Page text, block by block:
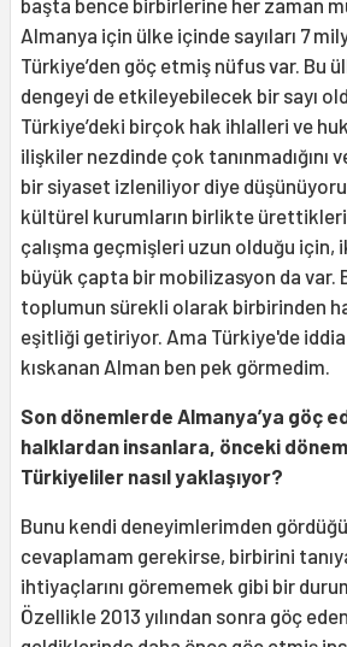
başta bence birbirlerine her zaman
Almanya için ülke içinde sayıları 7
Türkiye’den göç etmiş nüfus var. Bu
dengeyi de etkileyebilecek bir sayı
Türkiye’deki birçok hak ihlalleri ve
ilişkiler nezdinde çok tanınmadığını
bir siyaset izleniliyor diye
kültürel kurumların birlikte
çalışma geçmişleri uzun olduğu için,
büyük çapta bir mobilizasyon da var.
toplumun sürekli olarak birbirinden
eşitliği getiriyor. Ama Türkiye'de
kıskanan Alman ben pek görmedim.
Son dönemlerde Almanya’ya göç
halklardan insanlara, önceki
Türkiyeliler nasıl yaklaşıyor?
Bunu kendi deneyimlerimden
cevaplamam gerekirse, birbirini
ihtiyaçlarını görememek gibi bir
Özellikle 2013 yılından sonra göç